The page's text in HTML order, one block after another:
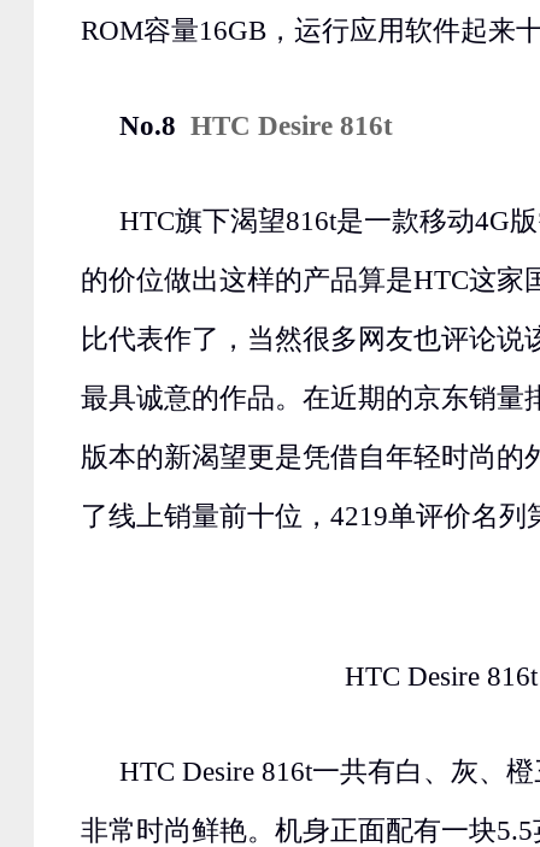
ROM容量16GB，运行应用软件起来
No.8 HTC Desire 816t
HTC旗下渴望816t是一款移动4G
的价位做出这样的产品算是HTC这家
比代表作了，当然很多网友也评论说
最具诚意的作品。在近期的京东销量
版本的新渴望更是凭借自年轻时尚的
了线上销量前十位，4219单评价名列
HTC Desire 816t
HTC Desire 816t一共有白、灰、
非常时尚鲜艳。机身正面配有一块